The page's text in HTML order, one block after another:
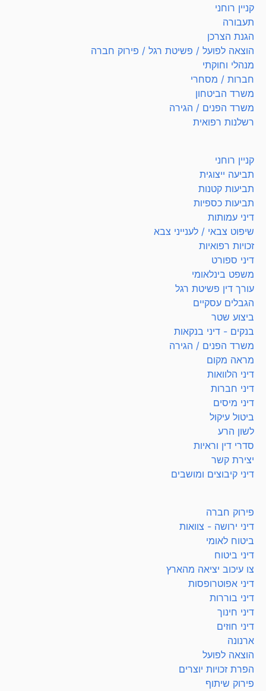
קניין רוחני
תעבורה
הגנת הצרכן
הוצאה לפועל / פשיטת רגל / פירוק חברה
מנהלי וחוקתי
חברות / מסחרי
משרד הביטחון
משרד הפנים / הגירה
רשלנות רפואית
קניין רוחני
תביעה ייצוגית
תביעות קטנות
תביעות כספיות
דיני עמותות
שיפוט צבאי / לענייני צבא
זכויות רפואיות
דיני ספורט
משפט בינלאומי
עורך דין פשיטת רגל
הגבלים עסקיים
ביצוע שטר
בנקים - דיני בנקאות
משרד הפנים / הגירה
מראה מקום
דיני הלוואות
דיני חברות
דיני מיסים
ביטול עיקול
לשון הרע
סדרי דין וראיות
יצירת קשר
דיני קיבוצים ומושבים
פירוק חברה
דיני ירושה - צוואות
ביטוח לאומי
דיני ביטוח
צו עיכוב יציאה מהארץ
דיני אפוטרופסות
דיני בוררות
דיני חינוך
דיני חוזים
ארנונה
הוצאה לפועל
הפרת זכויות יוצרים
פירוק שיתוף